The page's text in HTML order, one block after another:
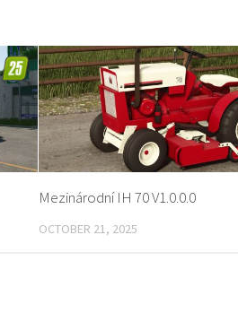
Mezinárodní IH 70 V1.0.0.0
OCTOBER 21, 2025